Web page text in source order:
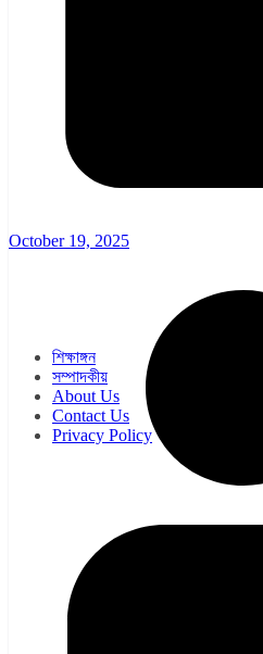
শিক্ষাঙ্গন
সম্পাদকীয়
About Us
Contact Us
Privacy Policy
October 19, 2025